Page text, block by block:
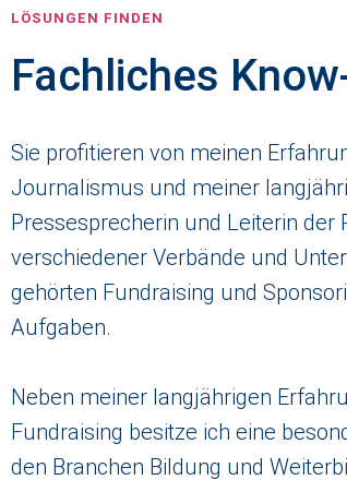
LÖSUNGEN FINDEN
Fachliches
Sie profitieren von meinen
Journalismus und meiner
Pressesprecherin und Leiterin der
verschiedener Verbände und
gehörten Fundraising und
Aufgaben.
Neben meiner langjährigen
Fundraising besitze ich eine
den Branchen Bildung und